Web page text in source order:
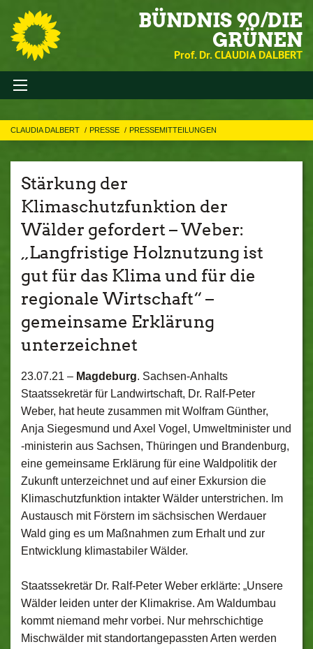
BÜNDNIS 90/DIE
GRÜNEN
Prof. Dr. CLAUDIA DALBERT
CLAUDIA DALBERT PRESSE PRESSEMITTEILUNGEN
Stärkung der
Klimaschutzfunktion der
Wälder gefordert – Weber:
„Langfristige Holznutzung ist
gut für das Klima und für die
regionale Wirtschaft“ –
gemeinsame Erklärung
unterzeichnet
23.07.21 – Magdeburg. Sachsen-Anhalts
Staatssekretär für Landwirtschaft, Dr. Ralf-Peter
Weber, hat heute zusammen mit Wolfram Günther,
Anja Siegesmund und Axel Vogel, Umweltminister und
-ministerin aus Sachsen, Thüringen und Brandenburg,
eine gemeinsame Erklärung für eine Waldpolitik der
Zukunft unterzeichnet und auf einer Exkursion die
Klimaschutzfunktion intakter Wälder unterstrichen. Im
Austausch mit Förstern im sächsischen Werdauer
Wald ging es um Maßnahmen zum Erhalt und zur
Entwicklung klimastabiler Wälder.
Staatssekretär Dr. Ralf-Peter Weber erklärte: „Unsere
Wälder leiden unter der Klimakrise. Am Waldumbau
kommt niemand mehr vorbei. Nur mehrschichtige
Mischwälder mit standortangepassten Arten werden